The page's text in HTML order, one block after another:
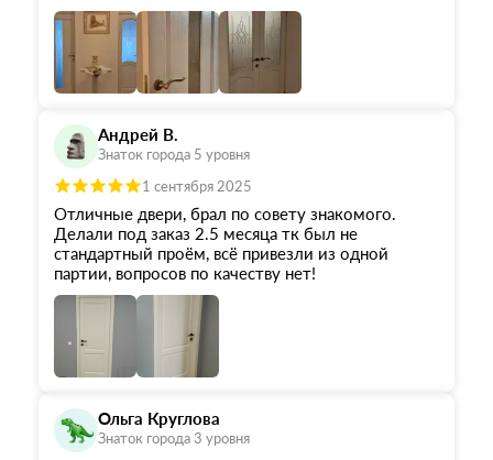
Андрей В.
Знаток города 5 уровня
1 сентября 2025
Отличные двери, брал по совету знакомого.
Делали под заказ 2.5 месяца тк был не
стандартный проём, всё привезли из одной
партии, вопросов по качеству нет!
Ольга Круглова
Знаток города 3 уровня